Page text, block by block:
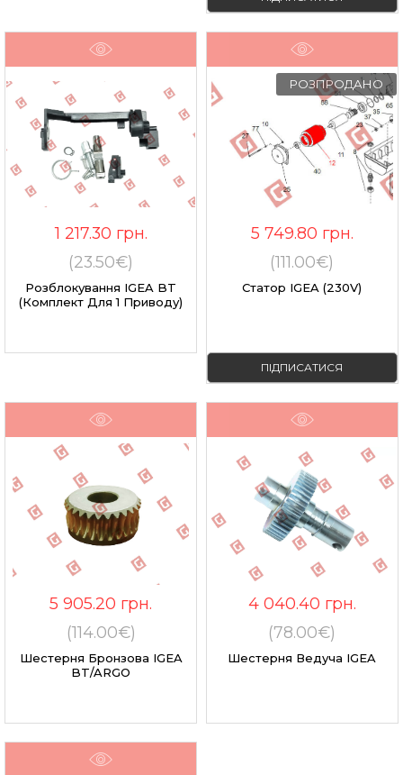
1 217.30 грн.
(23.50€)
Розблокування IGEA BT
(комплект Для 1 Приводу)
РОЗПРОДАНО
5 749.80 грн.
(111.00€)
Статор IGEA (230V)
ПІДПИСАТИСЯ
5 905.20 грн.
(114.00€)
Шестерня Бронзова IGEA
BT/ARGO
4 040.40 грн.
(78.00€)
Шестерня Ведуча IGEA